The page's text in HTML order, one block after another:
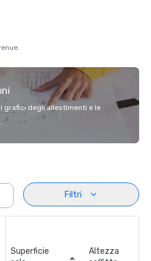
grafici degli allestimenti e le
Filtri
Superficie
Altezza